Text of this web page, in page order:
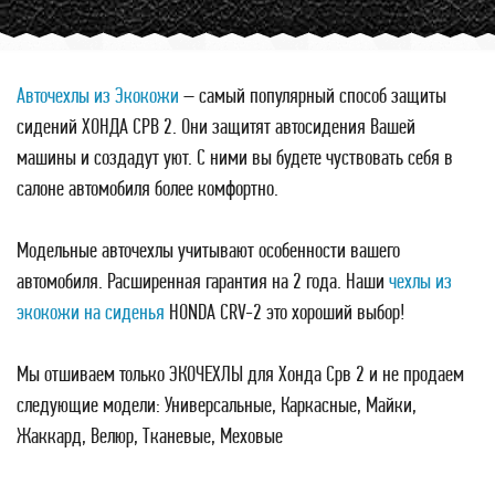
Авточехлы из Экокожи – самый популярный способ защиты
сидений ХОНДА СРВ 2. Они защитят автосидения Вашей
машины и создадут уют. С ними вы будете чуствовать себя в
салоне автомобиля более комфортно.
Модельные авточехлы учитывают особенности вашего
автомобиля. Расширенная гарантия на 2 года. Наши чехлы из
экокожи на сиденья HONDA CRV-2 это хороший выбор!
Мы отшиваем только ЭКОЧЕХЛЫ для Хонда Срв 2 и не продаем
следующие модели: Универсальные, Каркасные, Майки,
Жаккард, Велюр, Тканевые, Меховые